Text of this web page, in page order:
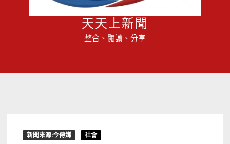
天天上新聞
整合、閱讀、分享
新聞來源:今傳媒 社會